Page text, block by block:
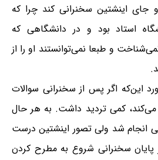
اینشتین سخنرانی کند چرا که
استاد بود و در دانشگاهی که
و طبعا نمی‌توانستند او را از
این‌که اگر پس از سخنرانی سوالات
کمی تردید داشت. به هر حال
انجام شد ولی تصور اینشتین درست
پایان سخنرانی شروع به مطرح کردن